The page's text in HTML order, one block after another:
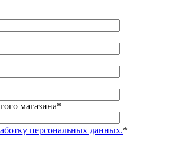
магазина*
персональных данных.*